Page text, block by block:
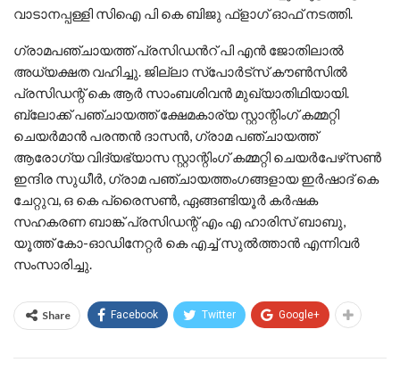
വാടാനപ്പള്ളി സിഐ പി കെ ബിജു ഫ്‌ളാഗ് ഓഫ് നടത്തി.
ഗ്രാമപഞ്ചായത്ത് പ്രസിഡൻറ് പി എൻ ജോതിലാൽ
അധ്യക്ഷത വഹിച്ചു. ജില്ലാ സ്‌പോർട്‌സ് കൗൺസിൽ
പ്രസിഡന്റ് കെ ആർ സാംബശിവൻ മുഖ്യാതിഥിയായി.
ബ്ലോക്ക് പഞ്ചായത്ത് ക്ഷേമകാര്യ സ്റ്റാന്റിംഗ് കമ്മറ്റി
ചെയർമാൻ പരന്തൻ ദാസൻ, ഗ്രാമ പഞ്ചായത്ത്
ആരോഗ്യ വിദ്യഭ്യാസ സ്റ്റാന്റിംഗ് കമ്മറ്റി ചെയർപേഴ്‌സൺ
ഇന്ദിര സുധീർ, ഗ്രാമ പഞ്ചായത്തംഗങ്ങളായ ഇർഷാദ് കെ
ചേറ്റുവ, ഒ കെ പ്രൈസൺ, ഏങ്ങണ്ടിയൂർ കർഷക
സഹകരണ ബാങ്ക് പ്രസിഡന്റ് എം എ ഹാരിസ് ബാബു,
യൂത്ത് കോ-ഓഡിനേറ്റർ കെ എച്ച് സുൽത്താൻ എന്നിവർ
സംസാരിച്ചു.
Share Facebook Twitter Google+